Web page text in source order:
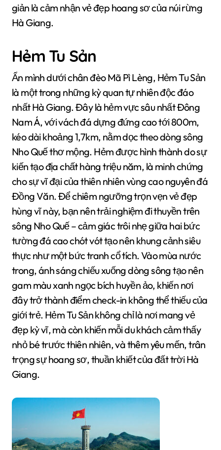
giản là cảm nhận vẻ đẹp hoang sơ của núi rừng
Hà Giang.
Hẻm Tu Sản
Ẩn mình dưới chân đèo Mã Pì Lèng, Hẻm Tu Sản
là một trong những kỳ quan tự nhiên độc đáo
nhất Hà Giang. Đây là hẻm vực sâu nhất Đông
Nam Á, với vách đá dựng đứng cao tới 800m,
kéo dài khoảng 1,7km, nằm dọc theo dòng sông
Nho Quế thơ mộng. Hẻm được hình thành do sự
kiến tạo địa chất hàng triệu năm, là minh chứng
cho sự vĩ đại của thiên nhiên vùng cao nguyên đá
Đồng Văn. Để chiêm ngưỡng trọn vẹn vẻ đẹp
hùng vĩ này, bạn nên trải nghiệm đi thuyền trên
sông Nho Quế – cảm giác trôi nhẹ giữa hai bức
tường đá cao chót vót tạo nên khung cảnh siêu
thực như một bức tranh cổ tích. Vào mùa nước
trong, ánh sáng chiếu xuống dòng sông tạo nên
gam màu xanh ngọc bích huyền ảo, khiến nơi
đây trở thành điểm check-in không thể thiếu của
giới trẻ. Hẻm Tu Sản không chỉ là nơi mang vẻ
đẹp kỳ vĩ, mà còn khiến mỗi du khách cảm thấy
nhỏ bé trước thiên nhiên, và thêm yêu mến, trân
trọng sự hoang sơ, thuần khiết của đất trời Hà
Giang.